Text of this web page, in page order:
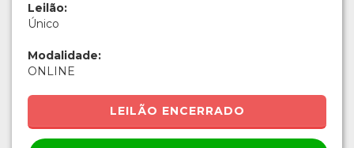
Leilão:
Único
Modalidade:
ONLINE
LEILÃO ENCERRADO